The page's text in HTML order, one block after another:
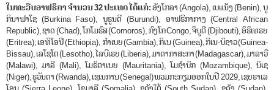
ໃນທະວີບອາຟຣິກາ ຈໍານວນ32 ປະເທດ ໄດ້ແກ່:ອັງໂກລາ (Angola), ເບແນັງ (Benin), ບູ
ກິນາຟາໂຊ (Burkina Faso), ບູຣູນດີ (Burundi), ອາຟຣິກາກາງ (Central African
Republic), ຊາດ (Chad), ໂກໂມຣົສ (Comoros), ກົງໂກ Congo, ຈິບູຕີ (Djibouti), ອິຣິເທຣຍ
(Eritrea); ເອທິໂອປີ (Ethiopia), ກຳເບຍ (Gambia), ກິເນ (Guinea), ກິເນ-ບິຊາວ (Guinea-
Bissau), ເລໂຊໂຕ (Lesotho), ໄລບີເຣຍ (Liberia), ມາດາກາສະກາ (Madagascar), ມາລາວີ
(Malawi), ມາລີ (Mali), ໂມຣິຕາເນຍ (Mauritania), ໂມຊຳບິກ (Mozambique), ນິເຊ
(Niger), ຣູວັນດາ (Rwanda), ເຊເນການ (Senegal) ພວມກະກຽມອອກໃນປີ 2029, ເຊຍຣາເລ